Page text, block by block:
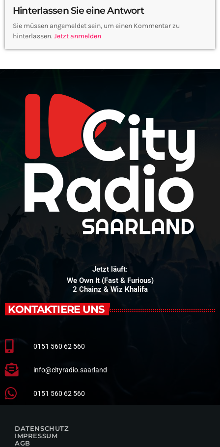
Hinterlassen Sie eine Antwort
Sie müssen angemeldet sein, um einen Kommentar zu
hinterlassen. Jetzt anmelden
Jetzt läuft:
We Own It (Fast & Furious)
2 Chainz & Wiz Khalifa
KONTAKTIERE UNS
0151 560 62 560
info@cityradio.saarland
0151 560 62 560
DATENSCHUTZ
IMPRESSUM
AGB